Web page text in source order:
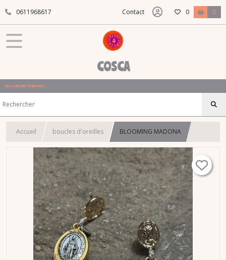
0611968617 Contact 0 0
COSCA
L'ALLURE N'ATTEND PAS !
Accueil boucles d'oreilles BLOOMING MADONA